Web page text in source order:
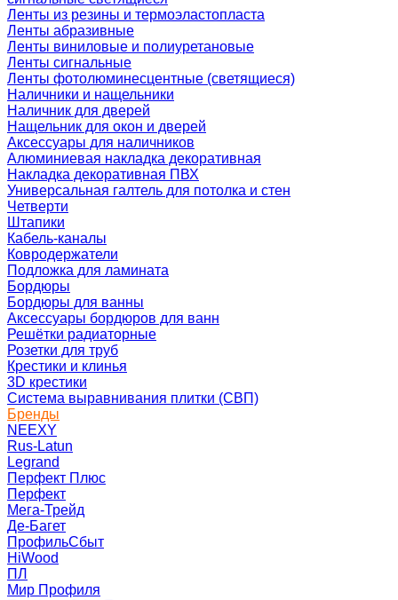
Ленты из резины и термоэластопласта
Ленты абразивные
Ленты виниловые и полиуретановые
Ленты сигнальные
Ленты фотолюминесцентные (светящиеся)
Наличники и нащельники
Наличник для дверей
Нащельник для окон и дверей
Аксессуары для наличников
Алюминиевая накладка декоративная
Накладка декоративная ПВХ
Универсальная галтель для потолка и стен
Четверти
Штапики
Кабель-каналы
Ковродержатели
Подложка для ламината
Бордюры
Бордюры для ванны
Аксессуары бордюров для ванн
Решётки радиаторные
Розетки для труб
Крестики и клинья
3D крестики
Система выравнивания плитки (СВП)
Бренды
NEEXY
Rus-Latun
Legrand
Перфект Плюс
Перфект
Мега-Трейд
Де-Багет
ПрофильСбыт
HiWood
ПЛ
Мир Профиля